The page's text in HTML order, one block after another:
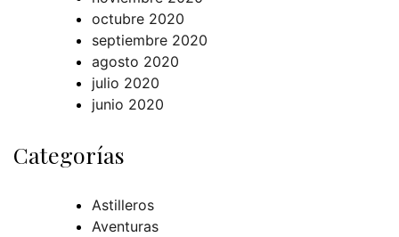
octubre 2020
septiembre 2020
agosto 2020
julio 2020
junio 2020
Categorías
Astilleros
Aventuras